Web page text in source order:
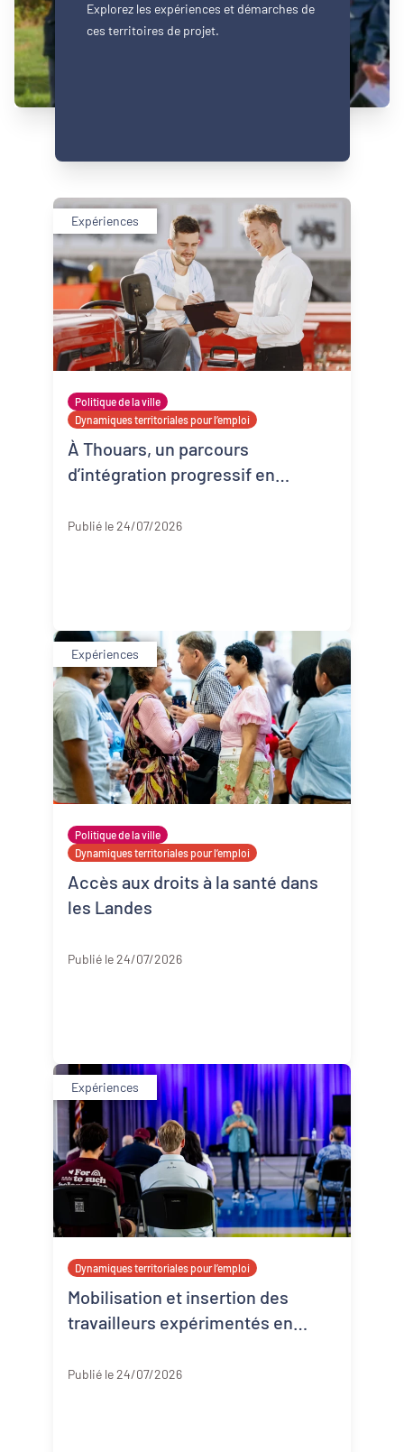
Explorez les expériences et démarches de
ces territoires de projet.
Expériences
Politique de la ville
Dynamiques territoriales pour l’emploi
À Thouars, un parcours
d’intégration progressif en
Publié le 24/07/2026
Expériences
Politique de la ville
Dynamiques territoriales pour l’emploi
Accès aux droits à la santé dans
les Landes
Publié le 24/07/2026
Expériences
Dynamiques territoriales pour l’emploi
Mobilisation et insertion des
travailleurs expérimentés en
Publié le 24/07/2026